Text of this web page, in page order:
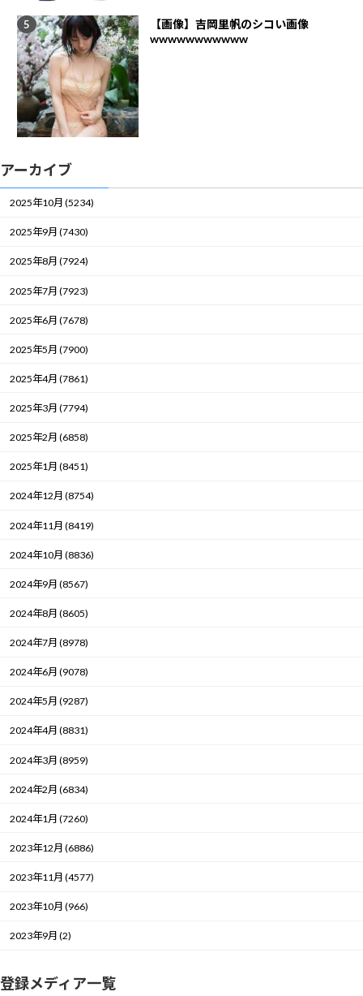
【画像】吉岡里帆のシコい画像
wwwwwwwwwww
アーカイブ
2025年10月 (5234)
2025年9月 (7430)
2025年8月 (7924)
2025年7月 (7923)
2025年6月 (7678)
2025年5月 (7900)
2025年4月 (7861)
2025年3月 (7794)
2025年2月 (6858)
2025年1月 (8451)
2024年12月 (8754)
2024年11月 (8419)
2024年10月 (8836)
2024年9月 (8567)
2024年8月 (8605)
2024年7月 (8978)
2024年6月 (9078)
2024年5月 (9287)
2024年4月 (8831)
2024年3月 (8959)
2024年2月 (6834)
2024年1月 (7260)
2023年12月 (6886)
2023年11月 (4577)
2023年10月 (966)
2023年9月 (2)
登録メディア一覧